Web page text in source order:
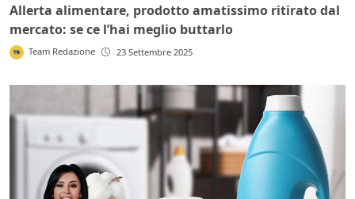
Allerta alimentare, prodotto amatissimo ritirato dal
mercato: se ce l’hai meglio buttarlo
Team Redazione 23 Settembre 2025